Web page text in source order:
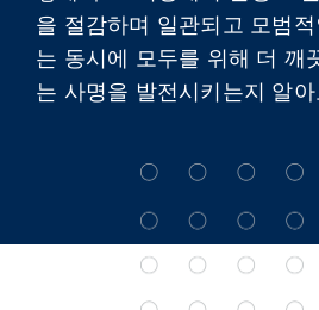
을 절감하며 일관되고 모범
는 동시에 모두를 위해 더 깨
는 사명을 발전시키는지 알